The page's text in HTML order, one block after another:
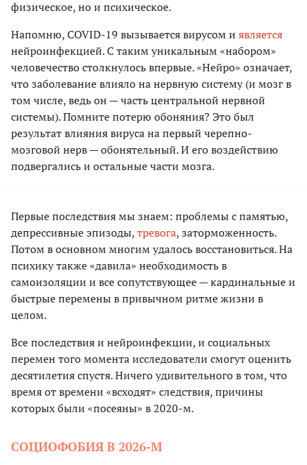
физическое, но и психическое.
Напомню, COVID-19 вызывается вирусом и является
нейроинфекцией. С таким уникальным «набором»
человечество столкнулось впервые. «Нейро» означает,
что заболевание влияло на нервную систему (и мозг в
том числе, ведь он — часть центральной нервной
системы). Помните потерю обоняния? Это был
результат влияния вируса на первый черепно-
мозговой нерв — обонятельный. И его воздействию
подвергались и остальные части мозга.
Первые последствия мы знаем: проблемы с памятью,
депрессивные эпизоды,тревога, заторможенность.
Потом в основном многим удалось восстановиться. На
психику также «давила» необходимость в
самоизоляции и все сопутствующее — кардинальные и
быстрые перемены в привычном ритме жизни в
целом.
Все последствия и нейроинфекции, и социальных
перемен того момента исследователи смогут оценить
десятилетия спустя. Ничего удивительного в том, что
время от времени «всходят» следствия, причины
которых были «посеяны» в 2020-м.
СОЦИОФОБИЯ В 2026-М